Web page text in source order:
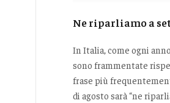
Ne riparliamo a
In Italia, come ogni
sono frammentate
frase più
di agosto sarà “ne